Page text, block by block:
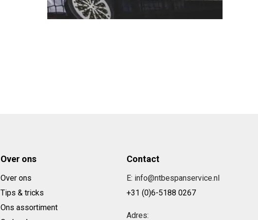
Over ons
Over ons
Tips & tricks
Ons assortiment
Contact
E: info@ntbespanservice.nl
+31 (0)6-5188 0267
Adres: